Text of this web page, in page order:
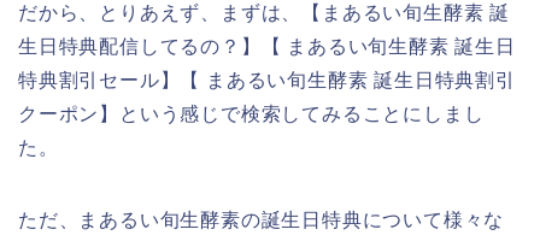
だから、とりあえず、まずは、【まあるい旬生酵素 誕
生日特典配信してるの？】【 まあるい旬生酵素 誕生日
特典割引セール】【 まあるい旬生酵素 誕生日特典割引
クーポン】という感じで検索してみることにしまし
た。
ただ、まあるい旬生酵素の誕生日特典について様々な